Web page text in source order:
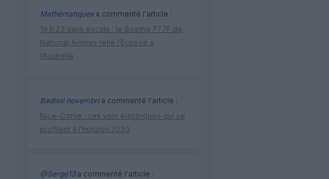
Mathématiquesa commenté l'article :
19 h 23 sans escale : le Boeing 777F de
National Airlines relie l’Écosse à
l’Australie
Badissi novembria commenté l'article :
Nice–Corse : ces vols électriques qui se
profilent à l’horizon 2030
@Serge13a commenté l'article :